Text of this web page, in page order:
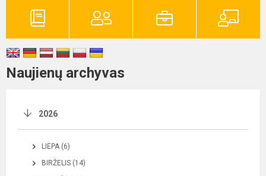
Naujienų archyvas
2026
LIEPA (6)
BIRŽELIS (14)